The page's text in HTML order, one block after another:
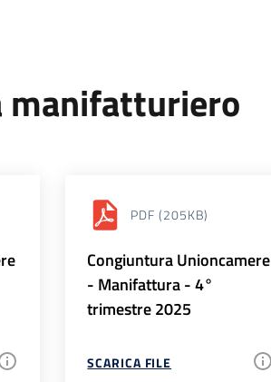
manifatturiero
PDF (205KB)
Congiuntura Unioncamere
- Manifattura - 4°
trimestre 2025
SCARICA FILE